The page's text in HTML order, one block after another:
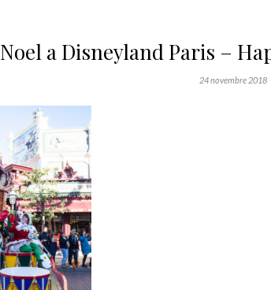
Noel a Disneyland Paris –
24 novembre 2018